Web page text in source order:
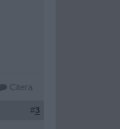
Citera
#3